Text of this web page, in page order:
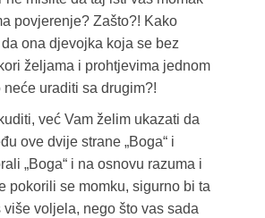
povjerenje? Zašto?! Kako
ona djevojka koja se bez
željama i prohtjevima jednom
neće uraditi sa drugim?!
već Vam želim ukazati da
ove dvije strane „Boga“ i
„Boga“ i na osnovu razuma i
pokorili se momku, sigurno bi ta
više voljela, nego što vas sada